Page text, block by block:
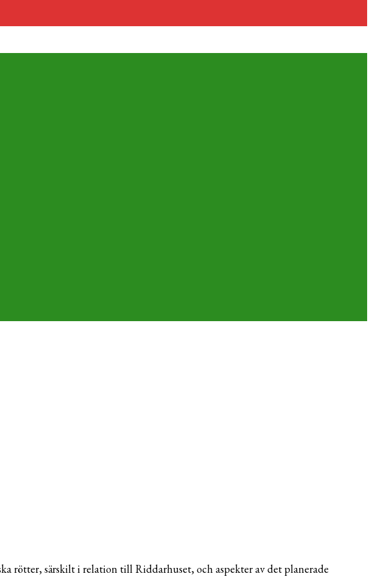
rötter, särskilt i relation till Riddarhuset, och aspekter av det planerade